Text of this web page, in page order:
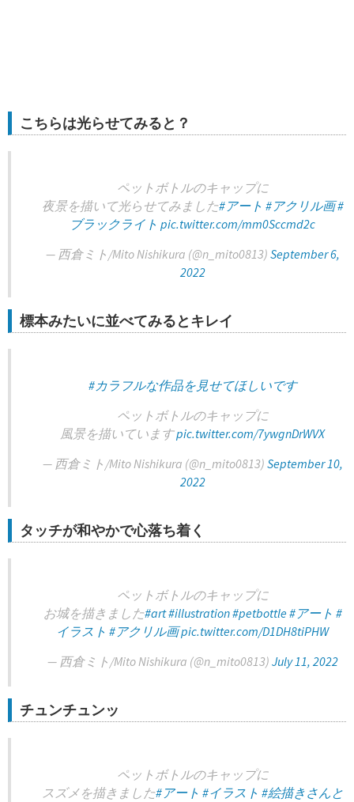
こちらは光らせてみると？
ペットボトルのキャップに
夜景を描いて光らせてみました#アート #アクリル画#
ブラックライト pic.twitter.com/mm0Sccmd2c
— 西倉ミト/Mito Nishikura (@n_mito0813) September 6,
2022
標本みたいに並べてみるとキレイ
#カラフルな作品を見せてほしいです
ペットボトルのキャップに
風景を描いていますpic.twitter.com/7ywgnDrWVX
— 西倉ミト/Mito Nishikura (@n_mito0813) September 10,
2022
タッチが和やかで心落ち着く
ペットボトルのキャップに
お城を描きました#art#illustration#petbottle#アート #
イラスト #アクリル画pic.twitter.com/D1DH8tiPHW
— 西倉ミト/Mito Nishikura (@n_mito0813) July 11, 2022
チュンチュンッ
ペットボトルのキャップに
スズメを描きました#アート #イラスト #絵描きさんと